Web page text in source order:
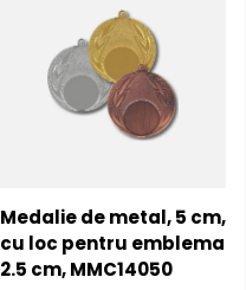
Medalie de metal, 5 cm,
cu loc pentru emblema
2.5 cm, MMC14050